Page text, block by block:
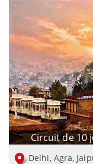
Circuit de 10
Delhi, Agra,